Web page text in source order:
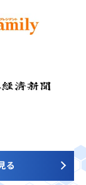
る